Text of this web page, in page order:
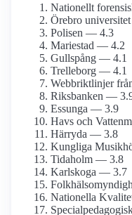
Nationellt
Örebro
Polisen — 4.3
Mariestad — 4.2
Gullspång — 4.1
Trelleborg — 4.1
Webbriktlinjer
Riksbanken —
Essunga — 3.9
Havs och
Härryda — 3.8
Kungliga
Tidaholm — 3.8
Karlskoga — 3.7
Nationella